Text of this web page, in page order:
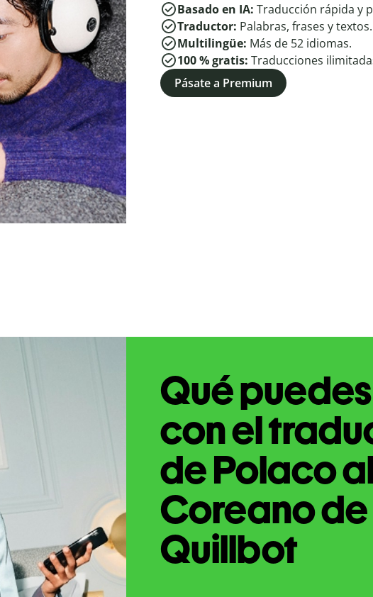
Basado en IA: Traducción rápida y
Traductor: Palabras, frases y textos.
Multilingüe: Más de 52 idiomas.
100 % gratis: Traducciones
Pásate a Premium
Qué
con el
de Polaco
Coreano de
Quillbot